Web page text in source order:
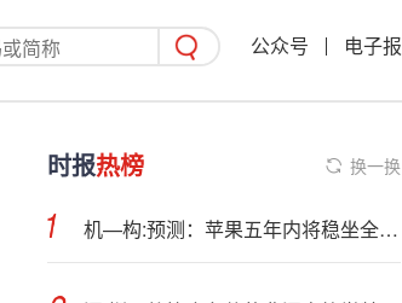
公众号 电子报
时报热榜 换一换
机—构:预测：苹果五年内将稳坐全球智能手机市占率第一